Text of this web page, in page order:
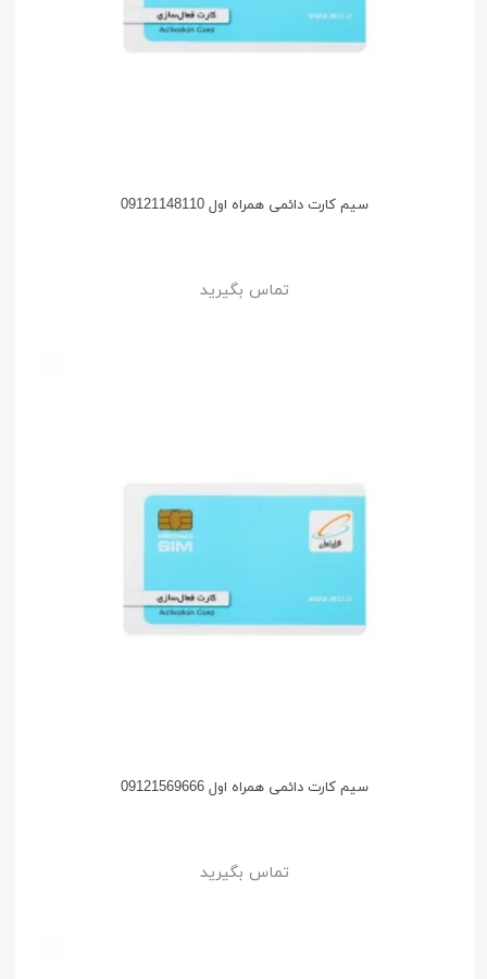
سیم کارت دائمی همراه اول 09121148110
تماس بگیرید
سیم کارت دائمی همراه اول 09121569666
تماس بگیرید